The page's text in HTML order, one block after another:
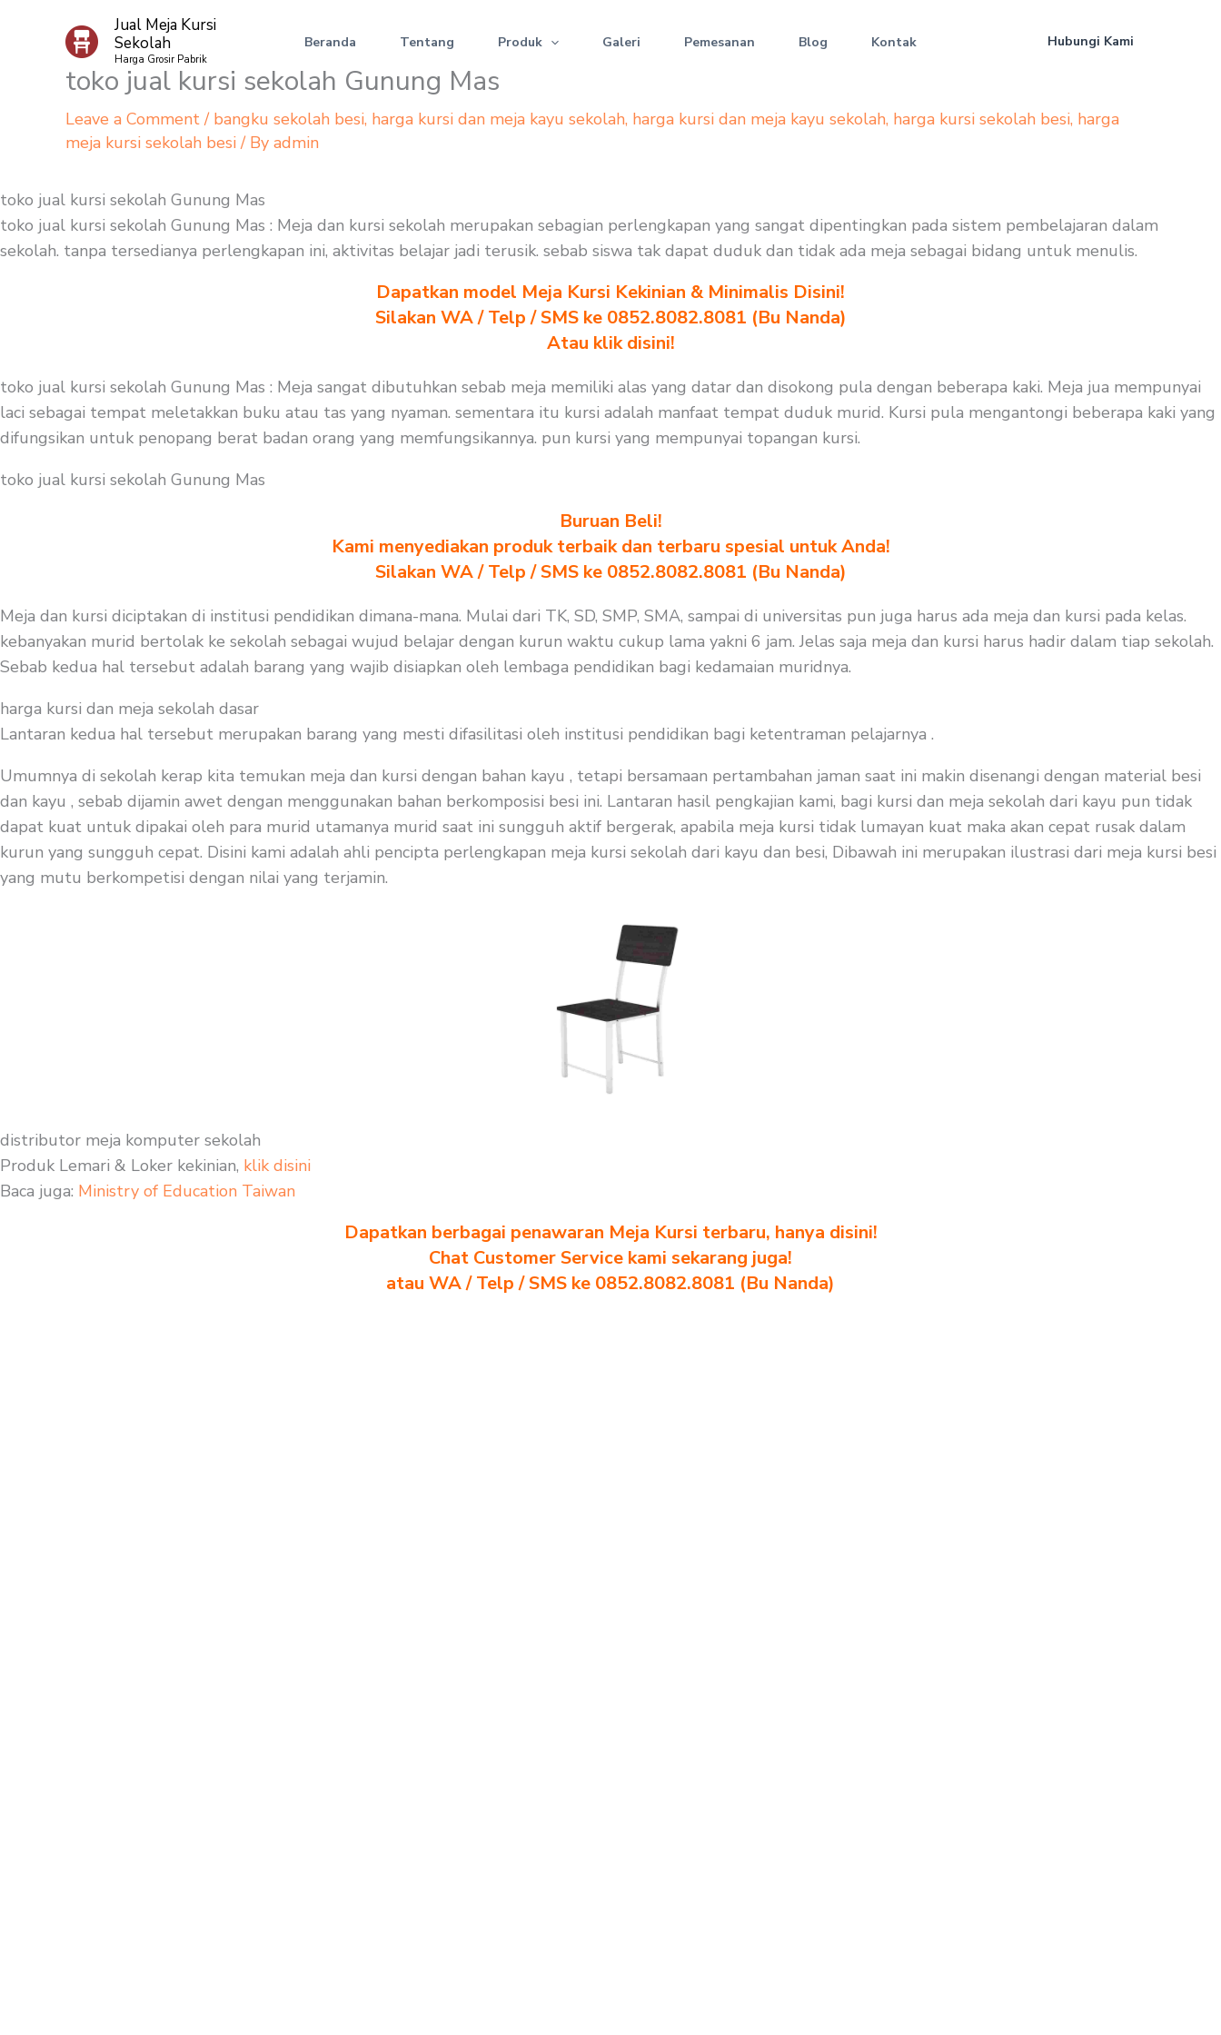
Jual Meja Kursi
Sekolah
Harga Grosir Pabrik
Beranda Tentang Produk Galeri Pemesanan Blog Kontak Hubungi Kami
toko jual kursi sekolah Gunung Mas
Leave a Comment / bangku sekolah besi, harga kursi dan meja kayu sekolah, harga kursi dan meja kayu sekolah, harga kursi sekolah besi, harga
meja kursi sekolah besi/ By admin
toko jual kursi sekolah Gunung Mas
toko jual kursi sekolah Gunung Mas : Meja dan kursi sekolah merupakan sebagian perlengkapan yang sangat dipentingkan pada sistem pembelajaran dalam
sekolah. tanpa tersedianya perlengkapan ini, aktivitas belajar jadi terusik. sebab siswa tak dapat duduk dan tidak ada meja sebagai bidang untuk menulis.
Dapatkan model Meja Kursi Kekinian & Minimalis Disini!
Silakan WA / Telp / SMS ke 0852.8082.8081 (Bu Nanda)
Atau klik disini!
toko jual kursi sekolah Gunung Mas : Meja sangat dibutuhkan sebab meja memiliki alas yang datar dan disokong pula dengan beberapa kaki. Meja jua mempunyai
laci sebagai tempat meletakkan buku atau tas yang nyaman. sementara itu kursi adalah manfaat tempat duduk murid. Kursi pula mengantongi beberapa kaki yang
difungsikan untuk penopang berat badan orang yang memfungsikannya. pun kursi yang mempunyai topangan kursi.
toko jual kursi sekolah Gunung Mas
Buruan Beli!
Kami menyediakan produk terbaik dan terbaru spesial untuk Anda!
Silakan WA / Telp / SMS ke 0852.8082.8081 (Bu Nanda)
Meja dan kursi diciptakan di institusi pendidikan dimana-mana. Mulai dari TK, SD, SMP, SMA, sampai di universitas pun juga harus ada meja dan kursi pada kelas.
kebanyakan murid bertolak ke sekolah sebagai wujud belajar dengan kurun waktu cukup lama yakni 6 jam. Jelas saja meja dan kursi harus hadir dalam tiap sekolah.
Sebab kedua hal tersebut adalah barang yang wajib disiapkan oleh lembaga pendidikan bagi kedamaian muridnya.
harga kursi dan meja sekolah dasar
Lantaran kedua hal tersebut merupakan barang yang mesti difasilitasi oleh institusi pendidikan bagi ketentraman pelajarnya .
Umumnya di sekolah kerap kita temukan meja dan kursi dengan bahan kayu , tetapi bersamaan pertambahan jaman saat ini makin disenangi dengan material besi
dan kayu , sebab dijamin awet dengan menggunakan bahan berkomposisi besi ini. Lantaran hasil pengkajian kami, bagi kursi dan meja sekolah dari kayu pun tidak
dapat kuat untuk dipakai oleh para murid utamanya murid saat ini sungguh aktif bergerak, apabila meja kursi tidak lumayan kuat maka akan cepat rusak dalam
kurun yang sungguh cepat. Disini kami adalah ahli pencipta perlengkapan meja kursi sekolah dari kayu dan besi, Dibawah ini merupakan ilustrasi dari meja kursi besi
yang mutu berkompetisi dengan nilai yang terjamin.
distributor meja komputer sekolah
Produk Lemari & Loker kekinian, klik disini
Baca juga: Ministry of Education Taiwan
Dapatkan berbagai penawaran Meja Kursi terbaru, hanya disini!
Chat Customer Service kami sekarang juga!
atau WA / Telp / SMS ke 0852.8082.8081 (Bu Nanda)